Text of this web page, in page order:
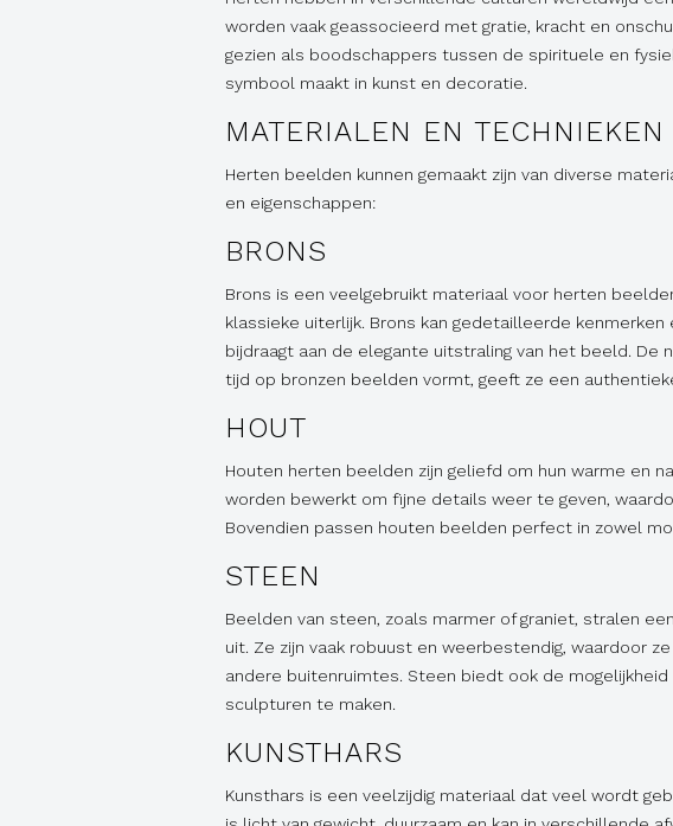
worden vaak geassocieerd met gratie, kracht en
gezien als boodschappers tussen de spirituele en
symbool maakt in kunst en decoratie.
MATERIALEN EN TECHNIEKEN
Herten beelden kunnen gemaakt zijn van diverse
en eigenschappen:
BRONS
Brons is een veelgebruikt materiaal voor herten
klassieke uiterlijk. Brons kan gedetailleerde
bijdraagt aan de elegante uitstraling van het beeld. De
tijd op bronzen beelden vormt, geeft ze een
HOUT
Houten herten beelden zijn geliefd om hun warme en
worden bewerkt om fijne details weer te geven,
Bovendien passen houten beelden perfect in zowel
STEEN
Beelden van steen, zoals marmer of graniet, stralen
uit. Ze zijn vaak robuust en weerbestendig, waardoor
andere buitenruimtes. Steen biedt ook de
sculpturen te maken.
KUNSTHARS
Kunsthars is een veelzijdig materiaal dat veel wordt